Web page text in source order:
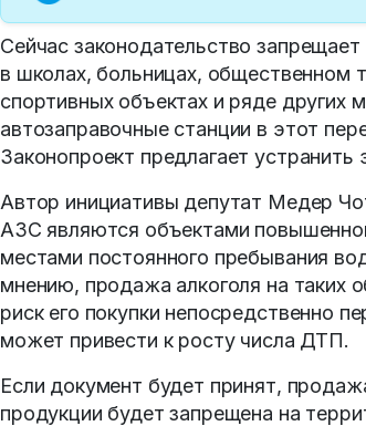
Сейчас законодательство запрещает
в школах, больницах, общественном
спортивных объектах и ряде других
автозаправочные станции в этот
Законопроект предлагает устранить
Автор инициативы депутат Медер
АЗС являются объектами
местами постоянного пребывания
мнению, продажа алкоголя на таких
риск его покупки непосредственно
может привести к росту числа ДТП.
Если документ будет принят,
продукции будет запрещена на